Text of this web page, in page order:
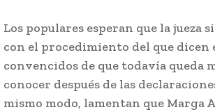
Los populares esperan que la jueza
con el procedimiento del que dicen
convencidos de que todavía queda
conocer después de las
mismo modo, lamentan que Marga